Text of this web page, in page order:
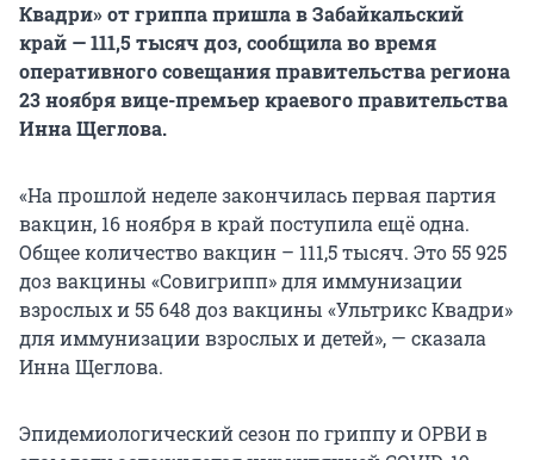
Квадри» от гриппа пришла в Забайкальский
край — 111,5 тысяч доз, сообщила во время
оперативного совещания правительства региона
23 ноября вице-премьер краевого правительства
Инна Щеглова.
«На прошлой неделе закончилась первая партия
вакцин, 16 ноября в край поступила ещё одна.
Общее количество вакцин – 111,5 тысяч. Это 55 925
доз вакцины «Совигрипп» для иммунизации
взрослых и 55 648 доз вакцины «Ультрикс Квадри»
для иммунизации взрослых и детей», — сказала
Инна Щеглова.
Эпидемиологический сезон по гриппу и ОРВИ в